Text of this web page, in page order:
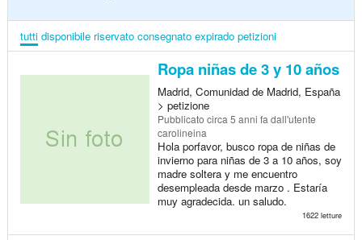
tutti disponibile riservato consegnato expirado petizioni
Ropa niñas de 3 y 10 años
Madrid, Comunidad de Madrid, España
> petizione
Pubblicato circa 5 anni fa dall'utente
carolineina
Hola porfavor, busco ropa de niñas de
invierno para niñas de 3 a 10 años, soy
madre soltera y me encuentro
desempleada desde marzo . Estaría
muy agradecida. un saludo.
1622 letture